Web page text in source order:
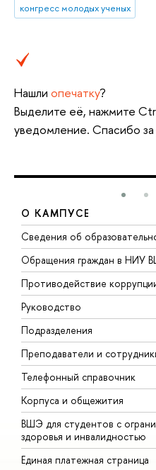
конгресс молодых ученых
Нашли опечатку?
Выделите её, нажмите
уведомление. Спасибо за
О КАМПУСЕ
Сведения об
Обращения граждан в НИУ
Противодействие
Руководство
Подразделения
Преподаватели и
Телефонный справочник
Корпуса и общежития
ВШЭ для студентов с
здоровья и инвалидностью
Единая платежная страница